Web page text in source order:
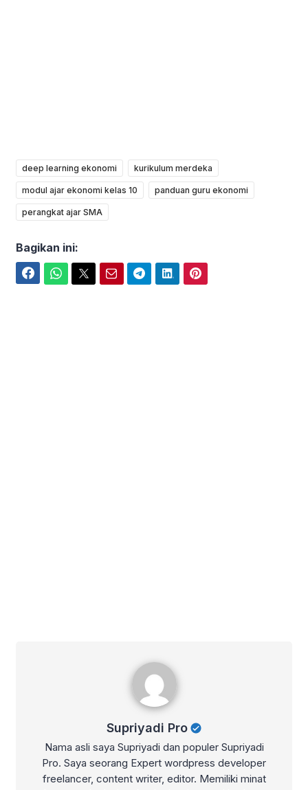
deep learning ekonomi kurikulum merdeka
modul ajar ekonomi kelas 10 panduan guru ekonomi
perangkat ajar SMA
Bagikan ini:
Supriyadi Pro
Nama asli saya Supriyadi dan populer Supriyadi
Pro. Saya seorang Expert wordpress developer
freelancer, content writer, editor. Memiliki minat